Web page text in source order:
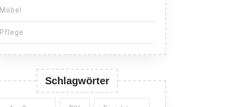
Möbel
Pflege
Schlagwörter